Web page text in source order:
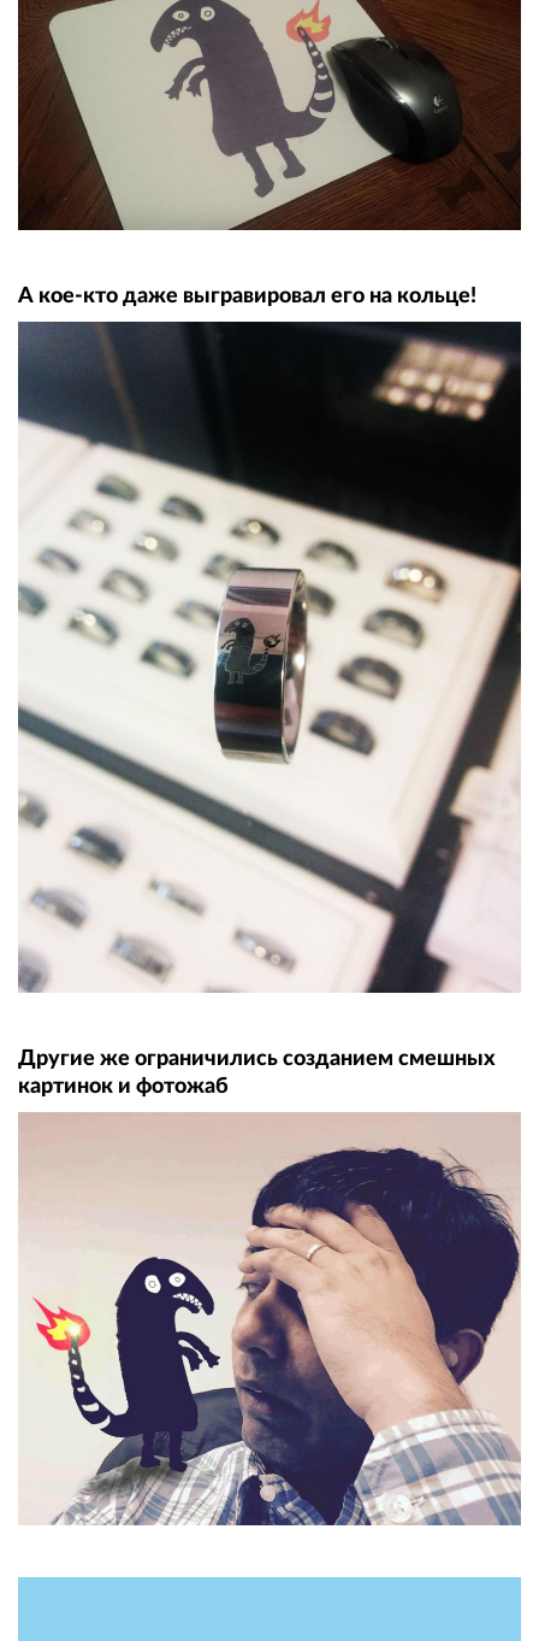
А кое-кто даже выгравировал его на кольце!
Другие же ограничились созданием смешных
картинок и фотожаб